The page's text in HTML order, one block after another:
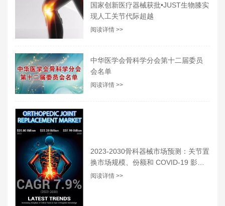
国家创新医疗器械获批•JUST生物膝实
现人工关节代际超越
阅读详情 >>
中华医学会骨科学分会第十二届委员
会名单
阅读详情 >>
2023-2030骨科器械市场预测：关节置
换市场规模、份额和 COVID-19 影响
分析
阅读详情 >>